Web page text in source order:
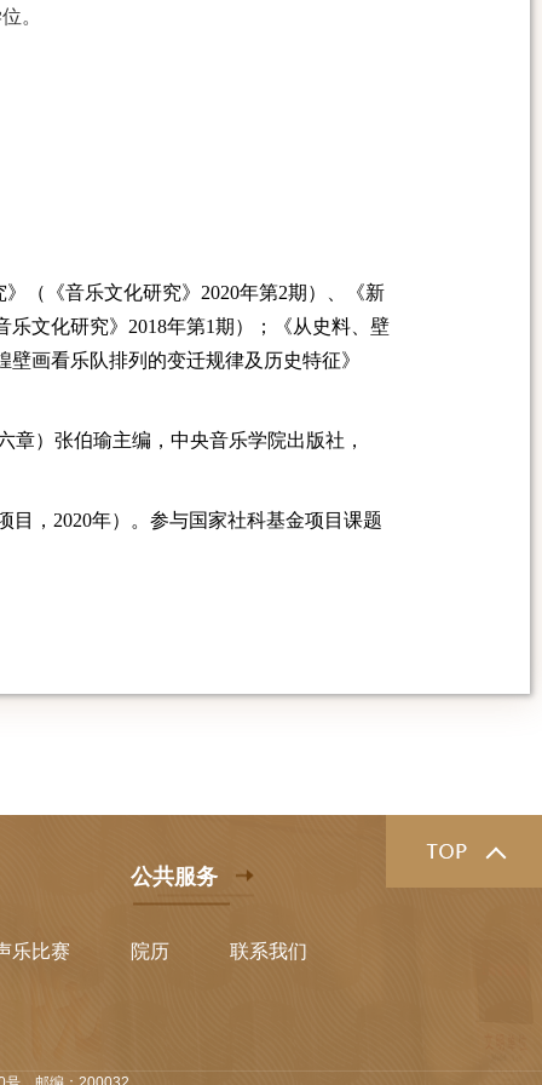
。
（《音乐文化研究》2020年第2期）、《新
乐文化研究》2018年第1期）；《从史料、壁
壁画看乐队排列的变迁规律及历史特征》
）张伯瑜主编，中央音乐学院出版社，
目， 2020年）。参与国家社科基金项目课题
乐比赛
公共服务
院历 联系我们